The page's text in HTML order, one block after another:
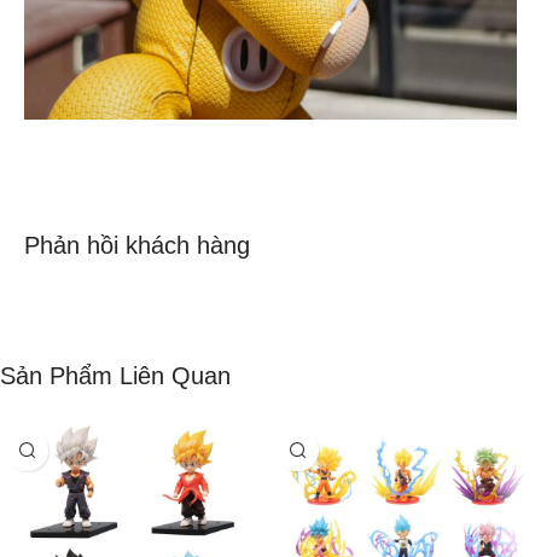
Phản hồi khách hàng
Sản Phẩm Liên Quan